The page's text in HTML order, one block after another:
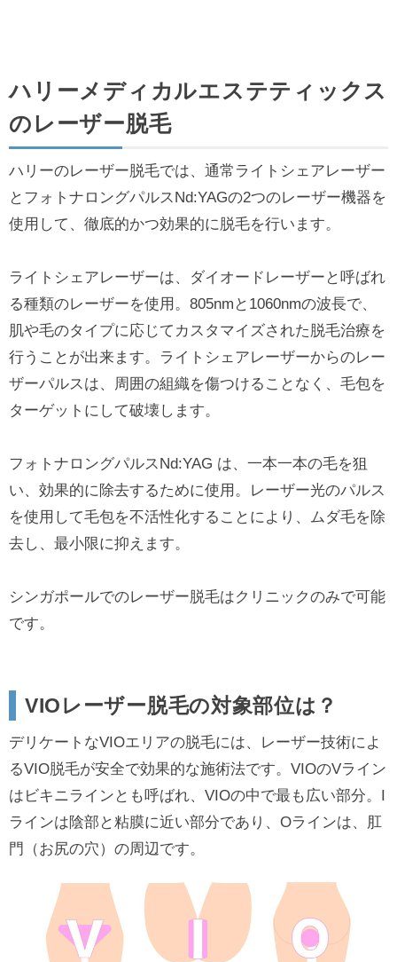
ハリーメディカルエステティックス
のレーザー脱毛
ハリーのレーザー脱毛では、通常ライトシェアレーザー
とフォトナロングパルスNd:YAGの2つのレーザー機器を
使用して、徹底的かつ効果的に脱毛を行います。
ライトシェアレーザーは、ダイオードレーザーと呼ばれ
る種類のレーザーを使用。805nmと1060nmの波長で、
肌や毛のタイプに応じてカスタマイズされた脱毛治療を
行うことが出来ます。ライトシェアレーザーからのレー
ザーパルスは、周囲の組織を傷つけることなく、毛包を
ターゲットにして破壊します。
フォトナロングパルスNd:YAG は、一本一本の毛を狙
い、効果的に除去するために使用。レーザー光のパルス
を使用して毛包を不活性化することにより、ムダ毛を除
去し、最小限に抑えます。
シンガポールでのレーザー脱毛はクリニックのみで可能
です。
VIOレーザー脱毛の対象部位は？
デリケートなVIOエリアの脱毛には、レーザー技術によ
るVIO脱毛が安全で効果的な施術法です。VIOのVライン
はビキニラインとも呼ばれ、VIOの中で最も広い部分。I
ラインは陰部と粘膜に近い部分であり、Oラインは、肛
門（お尻の穴）の周辺です。